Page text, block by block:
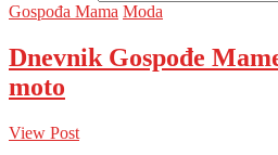
Gospođa Mama Moda
Dnevnik Gospođe
moto
View Post